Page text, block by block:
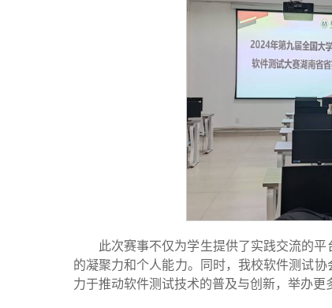
此次赛事不仅为学生提供了实践交流的
的凝聚力和个人能力。同时，我校软件测试
力于推动软件测试技术的普及与创新，举办更